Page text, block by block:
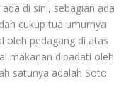
di sini, sebagian ada
cukup tua umurnya
oleh pedagang di atas
makanan dipadati oleh
satunya adalah Soto